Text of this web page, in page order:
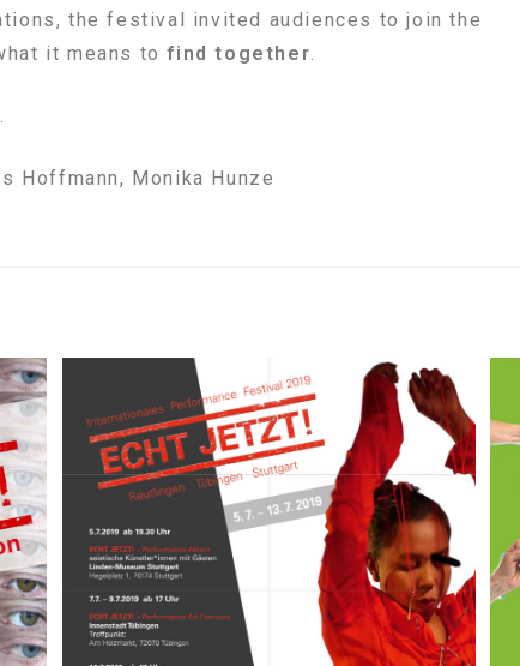
the festival invited audiences to join the
it means tofind together.
Hoffmann, Monika Hunze